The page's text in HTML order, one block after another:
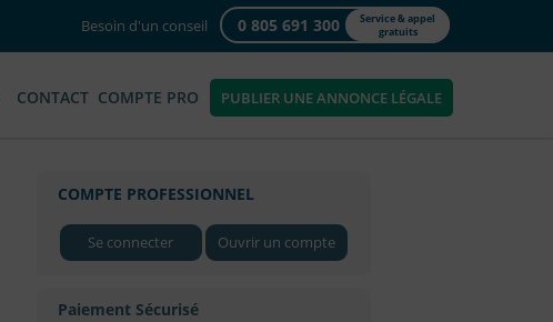
Besoin d'un conseil 0 805 691 300
Service & appel
gratuits
CONTACT COMPTE PRO PUBLIER UNE ANNONCE LÉGALE
COMPTE PROFESSIONNEL
Se connecter Ouvrir un compte
Paiement Sécurisé